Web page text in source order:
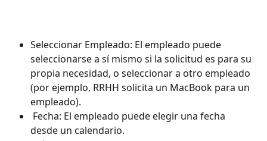
Seleccionar Empleado: El empleado puede
seleccionarse a sí mismo si la solicitud es para su
propia necesidad, o seleccionar a otro empleado
(por ejemplo, RRHH solicita un MacBook para un
empleado).
desde un calendario.